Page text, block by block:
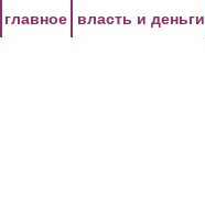
главное власть и деньги